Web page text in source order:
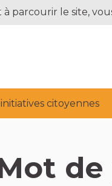
parcourir le site,
citoyennes
de